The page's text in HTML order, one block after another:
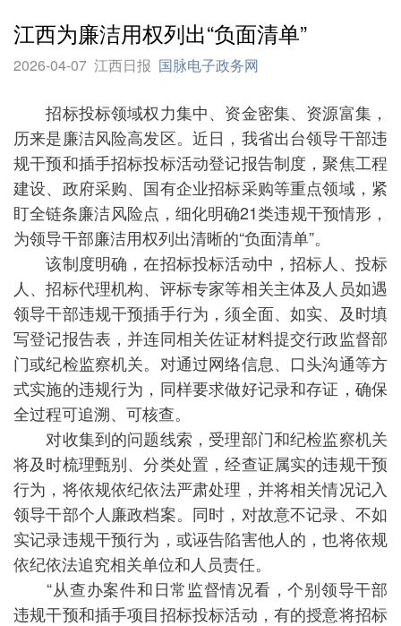
江西为廉洁用权列出“负面清单”
2026-04-07 江西日报 国脉电子政务网
招标投标领域权力集中、资金密集、资源富集，
历来是廉洁风险高发区。近日，我省出台领导干部违
规干预和插手招标投标活动登记报告制度，聚焦工程
建设、政府采购、国有企业招标采购等重点领域，紧
盯全链条廉洁风险点，细化明确21类违规干预情形，
为领导干部廉洁用权列出清晰的“负面清单”。
该制度明确，在招标投标活动中，招标人、投标
人、招标代理机构、评标专家等相关主体及人员如遇
领导干部违规干预插手行为，须全面、如实、及时填
写登记报告表，并连同相关佐证材料提交行政监督部
门或纪检监察机关。对通过网络信息、口头沟通等方
式实施的违规行为，同样要求做好记录和存证，确保
全过程可追溯、可核查。
对收集到的问题线索，受理部门和纪检监察机关
将及时梳理甄别、分类处置，经查证属实的违规干预
行为，将依规依纪依法严肃处理，并将相关情况记入
领导干部个人廉政档案。同时，对故意不记录、不如
实记录违规干预行为，或诬告陷害他人的，也将依规
依纪依法追究相关单位和人员责任。
“从查办案件和日常监督情况看，个别领导干部
违规干预和插手项目招标投标活动，有的授意将招标